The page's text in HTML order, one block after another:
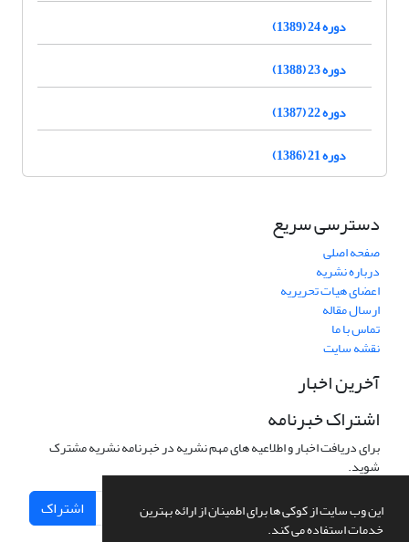
این وب سایت از کوکی ها برای اطمینان از ارائه بهترین
خدمات استفاده می کند.
دوره 24 (1389)
دوره 23 (1388)
دوره 22 (1387)
دوره 21 (1386)
دسترسی سریع
صفحه اصلی
درباره نشریه
اعضای هیات تحریریه
ارسال مقاله
تماس با ما
نقشه سایت
آخرین اخبار
اشتراک خبرنامه
برای دریافت اخبار و اطلاعیه های مهم نشریه در خبرنامه نشریه مشترک
شوید.
اشتراک